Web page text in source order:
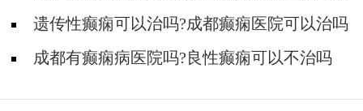
支招遗传性癫痫可以治吗?成都癫痫医院可以治吗
成都有癫痫病医院吗?良性癫痫可以不治吗